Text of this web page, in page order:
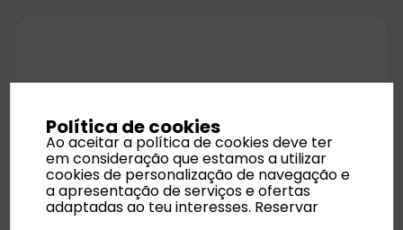
Política de cookies
Ao aceitar a política de cookies deve ter
em consideração que estamos a utilizar
cookies de personalização de navegação e
a apresentação de serviços e ofertas
adaptadas ao teu interesses. Reservar